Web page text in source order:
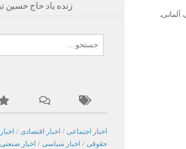
زنده یاد حاج حسین
برای:
اخبار اجتماعی / اخبار اقتصادی / اخبار
حقوقی / اخبار سیاسی / اخبار صنعتی